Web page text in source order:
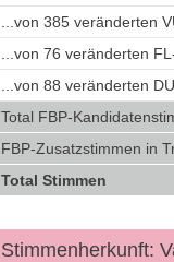
...von 385 veränderten
...von 76 veränderten
...von 88 veränderten
Total FBP-
FBP-Zusatzstimmen in
Total Stimmen
Stimmenherkunft: